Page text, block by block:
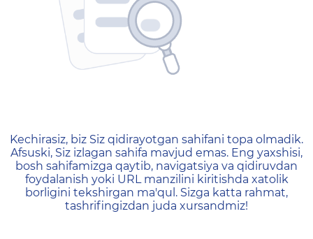
404 — Страница не
Kechirasiz, biz Siz qidirayotgan sahifani topa olmadik.
Afsuski, Siz izlagan sahifa mavjud emas. Eng yaxshisi,
bosh sahifamizga qaytib, navigatsiya va qidiruvdan
foydalanish yoki URL manzilini kiritishda xatolik
borligini tekshirgan ma'qul. Sizga katta rahmat,
tashrifingizdan juda xursandmiz!